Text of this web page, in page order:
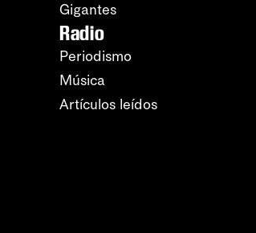
Gigantes
Radio
Periodismo
Música
Artículos leídos